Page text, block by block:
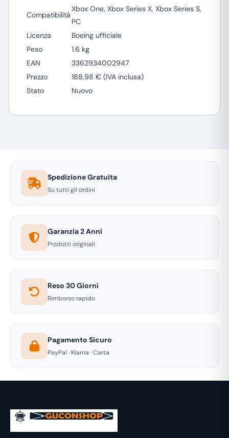
Compatibilità
Xbox One, Xbox Series X, Xbox Series S,
PC
Licenza
Boeing ufficiale
Peso
1.6 kg
EAN
3362934002947
Prezzo
188,98 € (IVA inclusa)
Stato
Nuovo
Spedizione Gratuita
Su tutti gli ordini
Garanzia 2 Anni
Prodotti originali
Reso 30 Giorni
Rimborso rapido
Pagamento Sicuro
PayPal · Klarna · Carta